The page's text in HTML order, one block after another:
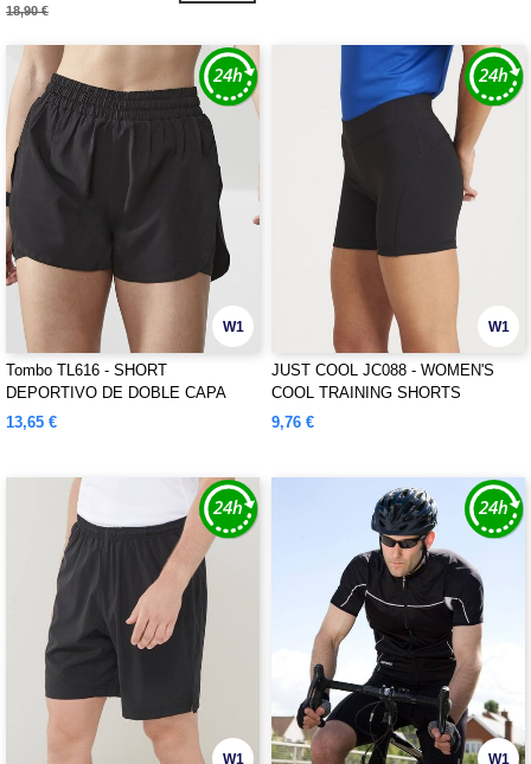
18,90 €
W1
Tombo TL616 - SHORT
DEPORTIVO DE DOBLE CAPA
PARA DAMAS
13,65 €
W1
JUST COOL JC088 - WOMEN'S
COOL TRAINING SHORTS
9,76 €
W1 W1